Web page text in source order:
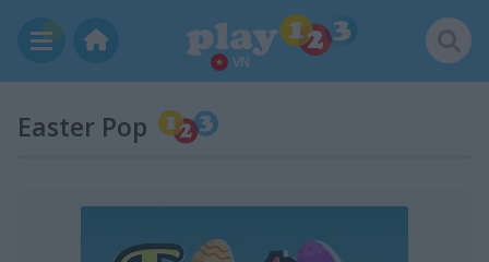
VN
Easter Pop